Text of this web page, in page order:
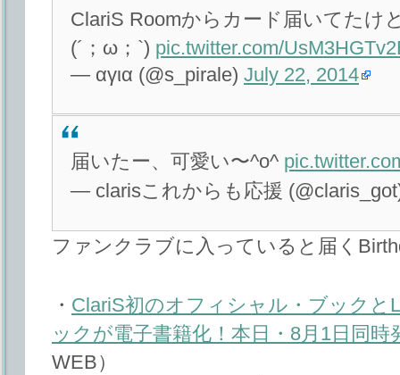
ClariS Roomからカード届いてたけ
(´；ω；`) pic.twitter.com/
— αγια (@s_pirale) July 22, 2014
届いたー、可愛い〜^o^
— clarisこれからも応援
ファンクラブに入っていると届く
・ ClariS初のオフィシャル・ブックと
ックが電子書籍化！本日・8月1日同時
WEB）